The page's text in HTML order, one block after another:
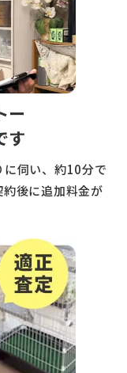
ー
す
に伺い、約10分で
後に追加料金が